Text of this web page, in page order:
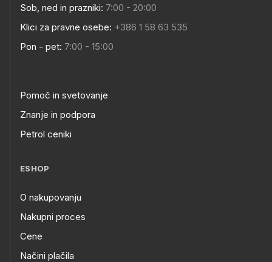
Sob, ned in prazniki: 7:00 - 20:00
Klici za pravne osebe: +386 1 58 63 535
Pon - pet: 7:00 - 15:00
Pomoč in svetovanje
Znanje in podpora
Petrol ceniki
ESHOP
O nakupovanju
Nakupni proces
Cene
Načini plačila